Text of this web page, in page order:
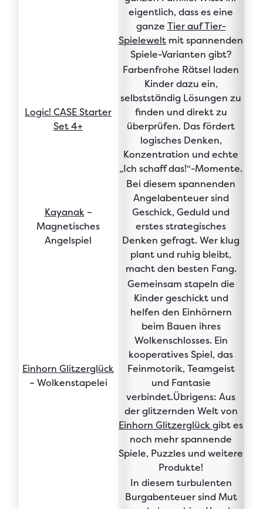
eigentlich, dass es eine
ganze Tier auf Tier-
Spielewelt mit spannenden
Spiele-Varianten gibt?
Logic! CASE Starter
Set 4+
Farbenfrohe Rätsel laden
Kinder dazu ein,
selbstständig Lösungen zu
finden und direkt zu
überprüfen. Das fördert
logisches Denken,
Konzentration und echte
„Ich schaff das!“-Momente.
Kayanak–
Magnetisches
Angelspiel
Bei diesem spannenden
Angelabenteuer sind
Geschick, Geduld und
erstes strategisches
Denken gefragt. Wer klug
plant und ruhig bleibt,
macht den besten Fang.
Einhorn Glitzerglück
– Wolkenstapelei
Gemeinsam stapeln die
Kinder geschickt und
helfen den Einhörnern
beim Bauen ihres
Wolkenschlosses. Ein
kooperatives Spiel, das
Feinmotorik, Teamgeist
und Fantasie
verbindet.Übrigens: Aus
der glitzernden Welt von
Einhorn Glitzerglückgibt es
noch mehr spannende
Spiele, Puzzles und weitere
Produkte!
In diesem turbulenten
Burgabenteuer sind Mut